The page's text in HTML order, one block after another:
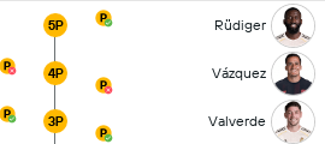
5P Rüdiger
4P Vázquez
3P Valverde